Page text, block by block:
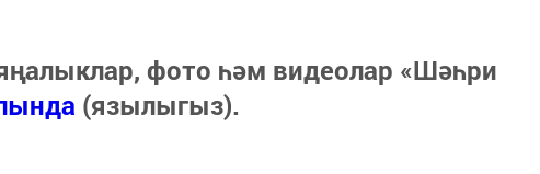
фото һәм видеолар «Шәһри
(язылыгыз).